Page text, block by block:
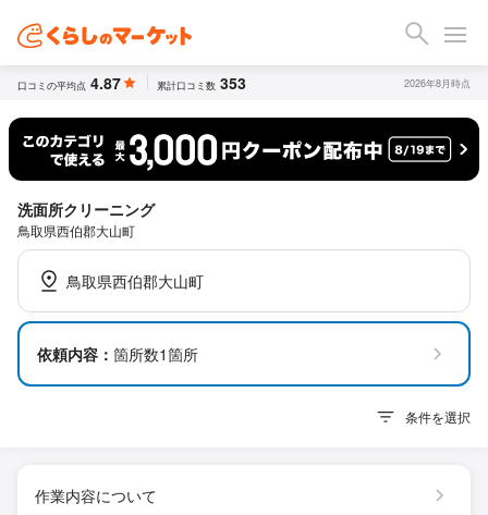
口コミの平均点 4.87 累計口コミ数 353 2026年8月時点
洗面所クリーニング
鳥取県西伯郡大山町
鳥取県西伯郡大山町
依頼内容： 箇所数1箇所
条件を選択
作業内容について